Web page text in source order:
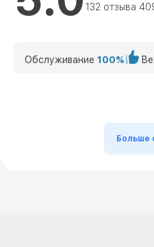
132 отзыва
Обслуживание 100%
Больше